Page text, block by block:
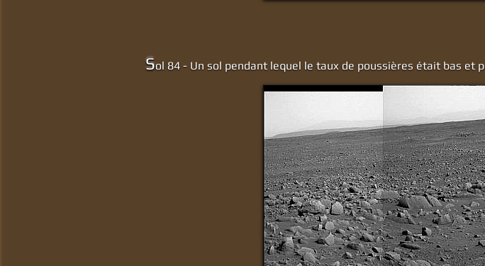
Sol 84 - Un sol pendant lequel le taux de poussières était bas et